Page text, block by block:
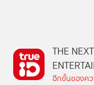
THE
อีกขั้นของคว